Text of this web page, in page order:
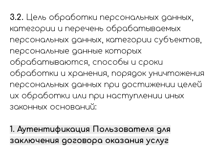
3.2. Цель обработки персональных данных,
категории и перечень обрабатываемых
персональных данных, категории субъектов,
персональные данные которых
обрабатываются, способы и сроки
обработки и хранения, порядок уничтожения
персональных данных при достижении целей
их обработки или при наступлении иных
законных оснований:
1. Аутентификация Пользователя для
заключения договора оказания услуг